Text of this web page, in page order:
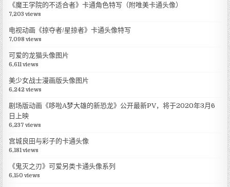
《魔王学院的不适合者》卡通角色特写（附唯美卡通头像）
7,203 views
电视动画《掠夺者/星掠者》卡通头像特写
7,098 views
可爱的龙猫头像图片
6,611 views
美少女战士漫画版头像图片
6,242 views
剧场版动画《哆啦A梦大雄的新恐龙》公开最新PV，将于2020年3月6
日上映
6,237 views
宫城良田与彩子的卡通头像
6,181 views
《鬼灭之刃》可爱另类卡通头像系列
6,150 views